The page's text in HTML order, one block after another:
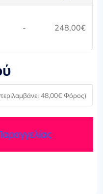
- 248,00€
48,00€ Φόρος)